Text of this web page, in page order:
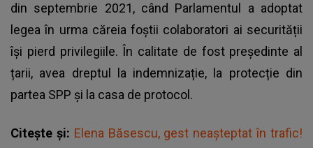
din septembrie 2021, când Parlamentul a adoptat
legea în urma căreia foștii colaboratori ai securității
își pierd privilegiile. În calitate de fost președinte al
țarii, avea dreptul la indemnizație, la protecție din
partea SPP și la casa de protocol.
Citește și: Elena Băsescu, gest neașteptat în trafic!